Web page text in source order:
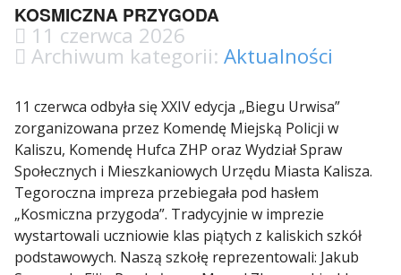
KOSMICZNA PRZYGODA
11 czerwca 2026
Archiwum kategorii: Aktualności
11 czerwca odbyła się XXIV edycja „Biegu Urwisa”
zorganizowana przez Komendę Miejską Policji w
Kaliszu, Komendę Hufca ZHP oraz Wydział Spraw
Społecznych i Mieszkaniowych Urzędu Miasta Kalisza.
Tegoroczna impreza przebiegała pod hasłem
„Kosmiczna przygoda”. Tradycyjnie w imprezie
wystartowali uczniowie klas piątych z kaliskich szkół
podstawowych. Naszą szkołę reprezentowali: Jakub